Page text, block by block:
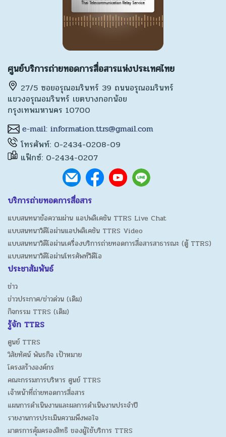
ศูนย์บริการถ่ายทอดการสื่อสารแห่งประเทศไทย
27/5 ซอยอรุณอมรินทร์ 39 ถนนอรุณอมรินทร์
แขวงอรุณอมรินทร์ เขตบางกอกน้อย
กรุงเทพมหานคร 10700
โทรศัพท์: 0-2434-0208-09
แฟ็กซ์: 0-2434-0207
บริการถ่ายทอดการสื่อสาร
แบบสนทนาข้อความผ่าน แอปพลิเคชัน TTRS Live Chat
แบบสนทนาวิดีโอผ่านแอปพลิเคชัน TTRS Video
แบบสนทนาวิดีโอผ่านเครื่องบริการถ่ายทอดการสื่อสารสาธารณะ (ตู้ TTRS)
แบบสนทนาวิดีโอผ่านโทรศัพท์วิดีโอ
ประชาสัมพันธ์
ข่าว
ข่าวประกาศ/ข่าวด่วน (เดิม)
กิจกรรม TTRS (เดิม)
รู้จัก TTRS
ศูนย์ TTRS
วิสัยทัศน์ พันธกิจ เป้าหมาย
โครงสร้างองค์กร
คณะกรรมการบริหาร ศูนย์ TTRS
เจ้าหน้าที่ถ่ายทอดการสื่อสาร
แผนการดำเนินงานและผลการดำเนินงานประจำปี
รายงานการประเมินความพึงพอใจ
มาตรการคุ้มครองสิทธิ ของผู้ใช้บริการ TTRS